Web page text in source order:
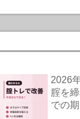
2026
腟を
での